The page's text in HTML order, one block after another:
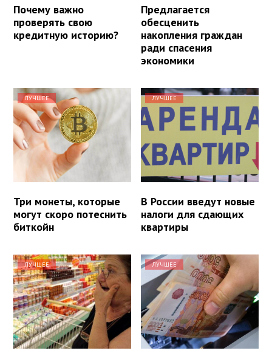
Почему важно
проверять свою
кредитную историю?
Предлагается
обесценить
накопления граждан
ради спасения
экономики
ЛУЧШЕЕ
Три монеты, которые
могут скоро потеснить
биткойн
ЛУЧШЕЕ
В России введут новые
налоги для сдающих
квартиры
ЛУЧШЕЕ ЛУЧШЕЕ